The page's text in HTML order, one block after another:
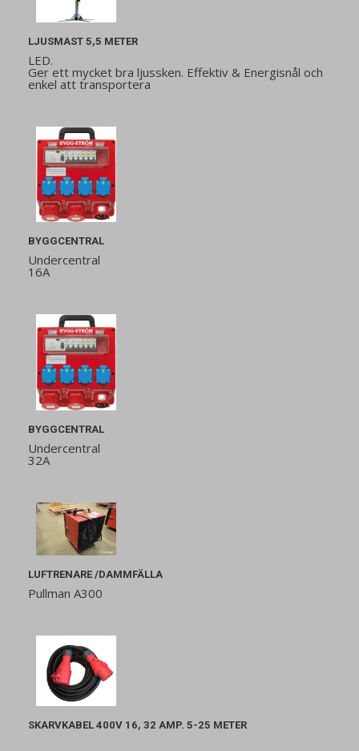
LJUSMAST 5,5 METER
LED.
Ger ett mycket bra ljussken. Effektiv & Energisnål och
enkel att transportera
BYGGCENTRAL
Undercentral
16A
BYGGCENTRAL
Undercentral
32A
LUFTRENARE /DAMMFÄLLA
Pullman A300
SKARVKABEL 400V 16, 32 AMP. 5-25 METER